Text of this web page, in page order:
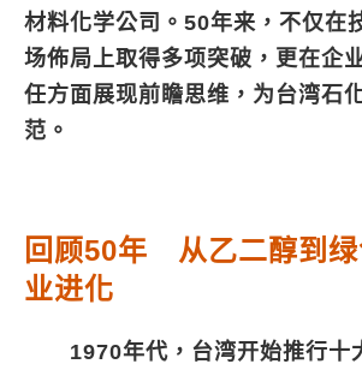
材料化学公司。50年来，不仅在
场佈局上取得多项突破，更在企
任方面展现前瞻思维，为台湾石
范。
回顾50年 从乙二醇到绿
业进化
1970年代，台湾开始推行十